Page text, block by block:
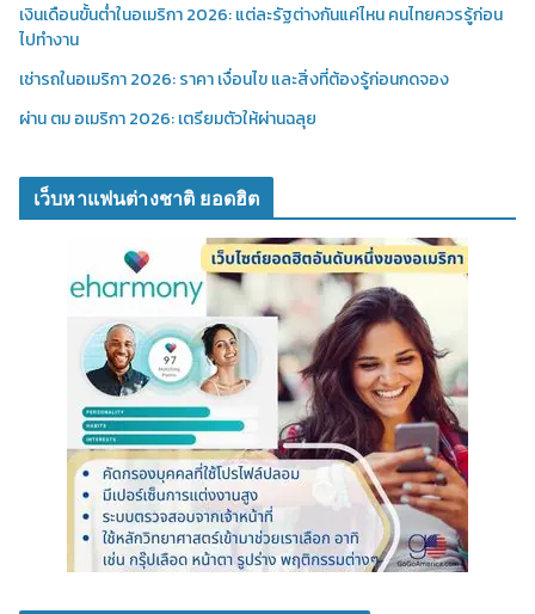
เงินเดือนขั้นต่ำในอเมริกา 2026: แต่ละรัฐต่างกันแค่ไหน คนไทยควรรู้ก่อน
ไปทำงาน
เช่ารถในอเมริกา 2026: ราคา เงื่อนไข และสิ่งที่ต้องรู้ก่อนกดจอง
ผ่าน ตม อเมริกา 2026: เตรียมตัวให้ผ่านฉลุย
เว็บหาแฟนต่างชาติ ยอดฮิต